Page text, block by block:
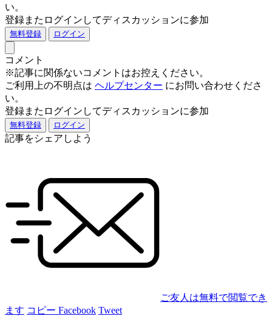
い。
登録またログインしてディスカッションに参加
無料登録 ログイン
コメント
※記事に関係ないコメントはお控えください。
ご利用上の不明点は ヘルプセンター にお問い合わせくださ
い。
登録またログインしてディスカッションに参加
無料登録 ログイン
記事をシェアしよう
ご友人は無料で閲覧でき
ます コピー Facebook Tweet